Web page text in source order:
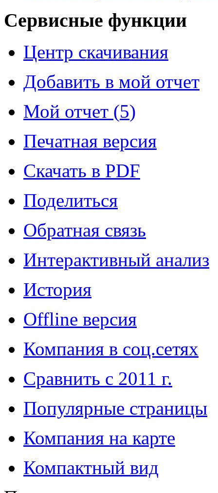
Сервисные функции
Центр скачивания
Добавить в мой отчет
Мой отчет (5)
Печатная версия
Скачать в PDF
Поделиться
Обратная связь
Интерактивный анализ
История
Offline версия
Компания в соц.сетях
Сравнить с 2011 г.
Популярные страницы
Компания на карте
Компактный вид